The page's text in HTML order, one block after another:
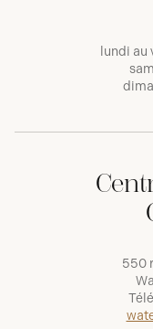
lundi au
550